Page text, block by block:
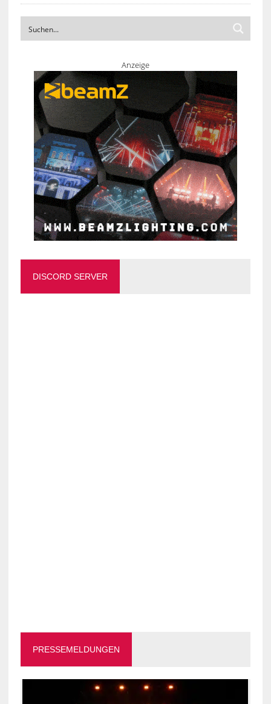
Anzeige
DISCORD SERVER
PRESSEMELDUNGEN